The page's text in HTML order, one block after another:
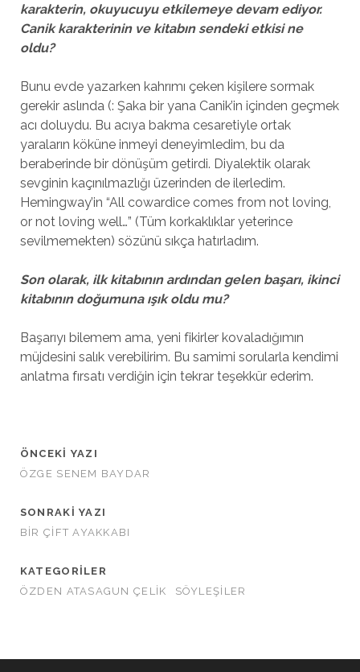
karakterin, okuyucuyu etkilemeye devam ediyor.
Canik karakterinin ve kitabın sendeki etkisi ne
oldu?
Bunu evde yazarken kahrımı çeken kişilere sormak
gerekir aslında (: Şaka bir yana Canik’in içinden geçmek
acı doluydu. Bu acıya bakma cesaretiyle ortak
yaraların köküne inmeyi deneyimledim, bu da
beraberinde bir dönüşüm getirdi. Diyalektik olarak
sevginin kaçınılmazlığı üzerinden de ilerledim.
Hemingway’in “All cowardice comes from not loving,
or not loving well…” (Tüm korkaklıklar yeterince
sevilmemekten) sözünü sıkça hatırladım.
Son olarak, ilk kitabının ardından gelen başarı, ikinci
kitabının doğumuna ışık oldu mu?
Başarıyı bilemem ama, yeni fikirler kovaladığımın
müjdesini salık verebilirim. Bu samimi sorularla kendimi
anlatma fırsatı verdiğin için tekrar teşekkür ederim.
ÖNCEKI YAZI
ÖZGE SENEM BAYDAR
SONRAKI YAZI
BİR ÇİFT AYAKKABI
KATEGORILER
ÖZDEN ATASAGUN ÇELİK
SÖYLEŞİLER